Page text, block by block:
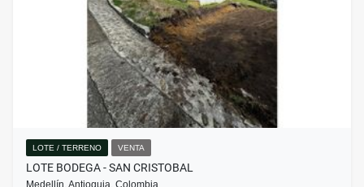
LOTE / TERRENO VENTA
LOTE BODEGA - SAN CRISTOBAL
Medellín, Antioquia, Colombia